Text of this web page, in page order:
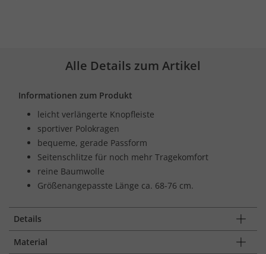
Alle Details zum Artikel
Informationen zum Produkt
leicht verlängerte Knopfleiste
sportiver Polokragen
bequeme, gerade Passform
Seitenschlitze für noch mehr Tragekomfort
reine Baumwolle
Größenangepasste Länge ca. 68-76 cm.
Details
Material